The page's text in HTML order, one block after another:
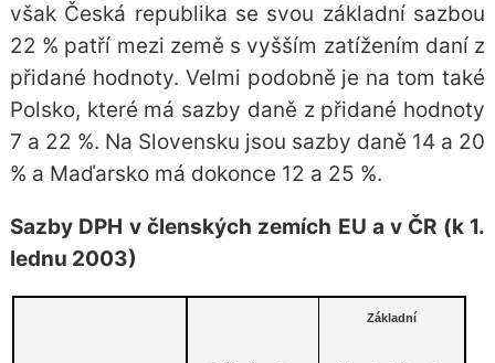
však Česká republika se svou základní sazbou
22 % patří mezi země s vyšším zatížením daní z
přidané hodnoty. Velmi podobně je na tom také
Polsko, které má sazby daně z přidané hodnoty
7 a 22 %. Na Slovensku jsou sazby daně 14 a 20
% a Maďarsko má dokonce 12 a 25 %.
Sazby DPH v členských zemích EU a v ČR (k 1.
lednu 2003)
Základní